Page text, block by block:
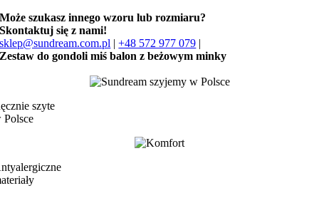
Może szukasz innego wzoru lub rozmiaru?
Skontaktuj się z nami!
sklep@sundream.com.pl |+48 572 977 079 |
Zestaw do gondoli miś balon z beżowym minky
szyte
Polsce